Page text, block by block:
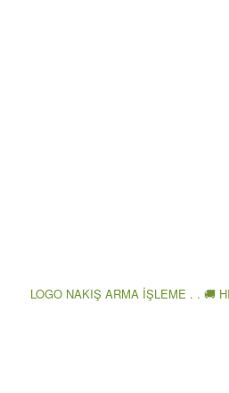
LOGO NAKIŞ ARMA İŞLEME . . 🚚